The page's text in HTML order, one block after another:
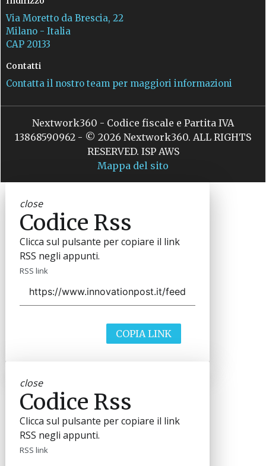
Via Moretto da Brescia, 22
Milano - Italia
CAP 20133
Contatti
Contatta il nostro team per maggiori informazioni
Nextwork360 - Codice fiscale e Partita IVA
13868590962 - © 2026 Nextwork360. ALL RIGHTS
RESERVED. ISP AWS
Mappa del sito
close
Codice Rss
Clicca sul pulsante per copiare il link
RSS negli appunti.
RSS link
COPIA LINK
close
Codice Rss
Clicca sul pulsante per copiare il link
RSS negli appunti.
RSS link